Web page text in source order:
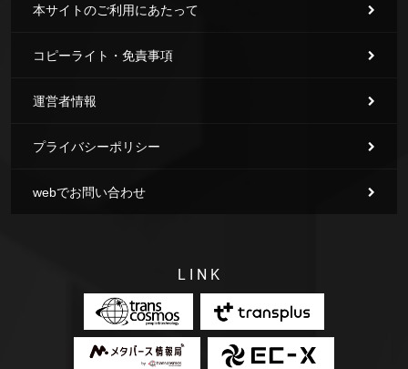
本サイトのご利用にあたって
コピーライト・免責事項
運営者情報
プライバシーポリシー
webでお問い合わせ
LINK